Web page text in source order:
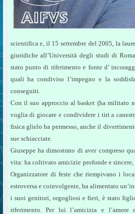
scientifica e, il 15 settembre del 2005, la
giuridiche all’Università degli studi di
stato punto di riferimento e fonte d’
quali ha condiviso l’impegno e la
conseguiti.
Con il suo approccio al basket (ha militato
voglia di giocare e condividere i tiri a
fisica glielo ha permesso, anche il
sue schiacciate.
Giuseppe ha dimostrato di aver compreso
vita: ha coltivato amicizie profonde e
Organizzatore di feste che riempivano i
estroversa e coinvolgente, ha alimentato
i suoi genitori, orgogliosi e fieri, è stato
riferimento. Per lui l’amicizia e l’amore